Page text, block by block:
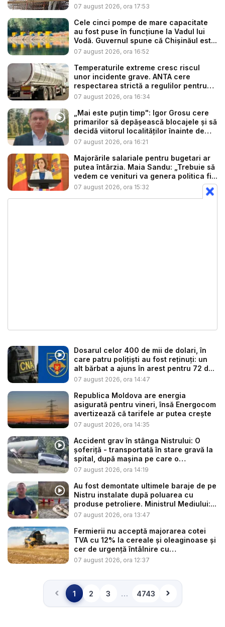
07 august 2026, ora 17:53
Cele cinci pompe de mare capacitate
au fost puse în funcțiune la Vadul lui
Vodă. Guvernul spune că Chișinăul est...
07 august 2026, ora 16:52
Temperaturile extreme cresc riscul
unor incidente grave. ANTA cere
respectarea strictă a regulilor pentru
tr...
07 august 2026, ora 16:34
„Mai este puțin timp": Igor Grosu cere
primarilor să depășească blocajele și să
decidă viitorul localităților înainte de
ex...
07 august 2026, ora 16:21
Majorările salariale pentru bugetari ar
putea întârzia. Maia Sandu: „Trebuie să
vedem ce venituri va genera politica fi...
07 august 2026, ora 15:32
Dosarul celor 400 de mii de dolari, în
care patru polițiști au fost reținuți: un
alt bărbat a ajuns în arest pentru 72 d...
07 august 2026, ora 14:47
Republica Moldova are energia
asigurată pentru vineri, însă Energocom
avertizează că tarifele ar putea crește
07 august 2026, ora 14:35
Accident grav în stânga Nistrului: O
șoferiță - transportată în stare gravă la
spital, după mașina pe care o
conduce...
07 august 2026, ora 14:19
Au fost demontate ultimele baraje de pe
Nistru instalate după poluarea cu
produse petroliere. Ministrul Mediului:...
07 august 2026, ora 13:47
Fermierii nu acceptă majorarea cotei
TVA cu 12% la cereale și oleaginoase și
cer de urgență întâlnire cu
autoritățile:...
07 august 2026, ora 12:37
‹Înapoi
1 2 3 … 4743 Înainte
›